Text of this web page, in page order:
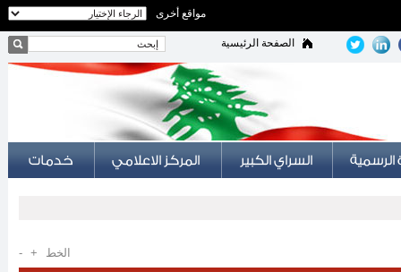
مواقع أخرى
الصفحة الرئيسية
الخط +
-